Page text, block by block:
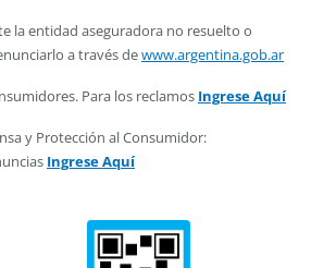
la entidad aseguradora no resuelto o
a través dewww.argentina.gob.ar
Para los reclamos Ingrese Aquí
y Protección al Consumidor:
Ingrese Aquí